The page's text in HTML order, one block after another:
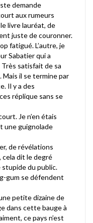
demande
aux rumeurs
livre lauréat, de
juste de couronner.
fatigué. L’autre, je
Sabatier qui a
satisfait de sa
il se termine par
Il y a des
réplique sans se
Je n’en étais
une guignolade
de révélations
cela dit le degré
stupide du public.
gum se défendent
petite dizaine de
dans cette bauge à
ce pays n’est